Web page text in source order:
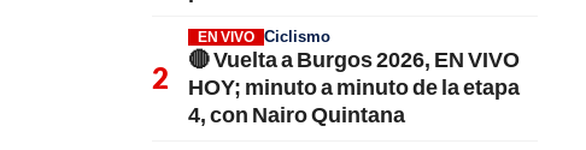
EN VIVO Ciclismo
🔴 Vuelta a Burgos 2026, EN VIVO
HOY; minuto a minuto de la etapa
4, con Nairo Quintana